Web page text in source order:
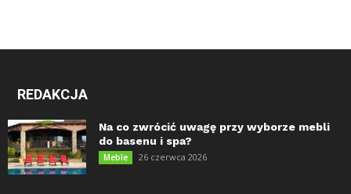
REDAKCJA
Na co zwrócić uwagę przy wyborze mebli
do basenu i spa?
Meble 26 czerwca 2026